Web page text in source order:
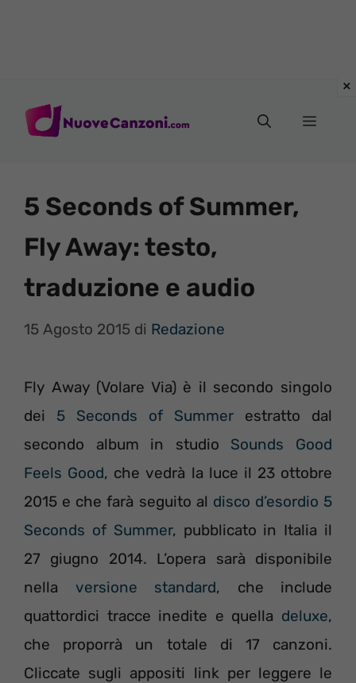
Menu
5 Seconds of Summer,
Fly Away: testo,
traduzione e audio
15 Agosto 2015 di Redazione
Fly Away (Volare Via) è il secondo singolo
dei 5 Seconds of Summer estratto dal
secondo album in studio Sounds Good
Feels Good, che vedrà la luce il 23 ottobre
2015 e che farà seguito al disco d’esordio 5
Seconds of Summer, pubblicato in Italia il
27 giugno 2014. L’opera sarà disponibile
nella versione standard, che include
quattordici tracce inedite e quella deluxe,
che proporrà un totale di 17 canzoni.
Cliccate sugli appositi link per leggere le